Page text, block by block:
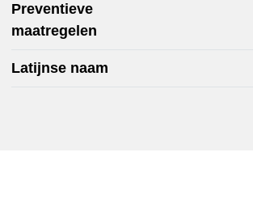
Preventieve
maatregelen
Latijnse naam